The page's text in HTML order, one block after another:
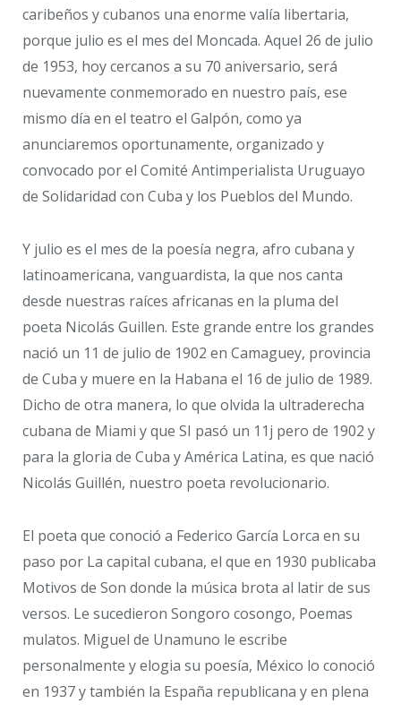
caribeños y cubanos una enorme valía libertaria,
porque julio es el mes del Moncada. Aquel 26 de julio
de 1953, hoy cercanos a su 70 aniversario, será
nuevamente conmemorado en nuestro país, ese
mismo día en el teatro el Galpón, como ya
anunciaremos oportunamente, organizado y
convocado por el Comité Antimperialista Uruguayo
de Solidaridad con Cuba y los Pueblos del Mundo.
Y julio es el mes de la poesía negra, afro cubana y
latinoamericana, vanguardista, la que nos canta
desde nuestras raíces africanas en la pluma del
poeta Nicolás Guillen. Este grande entre los grandes
nació un 11 de julio de 1902 en Camaguey, provincia
de Cuba y muere en la Habana el 16 de julio de 1989.
Dicho de otra manera, lo que olvida la ultraderecha
cubana de Miami y que SI pasó un 11j pero de 1902 y
para la gloria de Cuba y América Latina, es que nació
Nicolás Guillén, nuestro poeta revolucionario.
El poeta que conoció a Federico García Lorca en su
paso por La capital cubana, el que en 1930 publicaba
Motivos de Son donde la música brota al latir de sus
versos. Le sucedieron Songoro cosongo, Poemas
mulatos. Miguel de Unamuno le escribe
personalmente y elogia su poesía, México lo conoció
en 1937 y también la España republicana y en plena